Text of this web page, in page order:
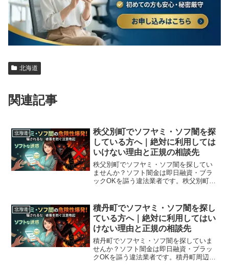
北海道
関連記事
北海道
秩父別町でソフヤミ・ソフ闇を探
している方へ｜絶対に利用しては
いけない理由と正規の相談先
秩父別町でソフヤミ・ソフ闇を探してい
ませんか？ソフト闇金は即日融資・ブラ
ックOKを謳う違法業者です。秩父別町周
ずお読みください。
北海道
積丹町でソフヤミ・ソフ闇を探し
ている方へ｜絶対に利用してはい
けない理由と正規の相談先
積丹町でソフヤミ・ソフ闇を探していま
せんか？ソフト闇金は即日融資・ブラッ
クOKを謳う違法業者です。積丹町周辺で